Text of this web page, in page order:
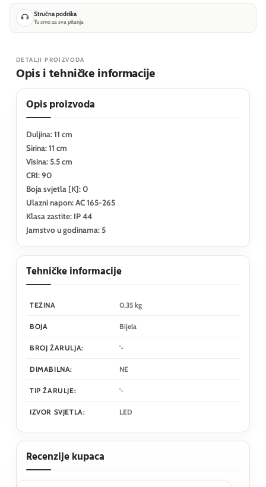
Stručna podrška
Tu smo za sva pitanja
DETALJI PROIZVODA
Opis i tehničke informacije
Opis proizvoda
Duljina: 11 cm
Sirina: 11 cm
Visina: 5.5 cm
CRI: 90
Boja svjetla [K]: 0
Ulazni napon: AC 165-265
Klasa zastite: IP 44
Jamstvo u godinama: 5
Tehničke informacije
TEŽINA 0,35 kg
BOJA Bijela
BROJ ŽARULJA: '-
DIMABILNA: NE
TIP ŽARULJE: '-
IZVOR SVJETLA: LED
Recenzije kupaca